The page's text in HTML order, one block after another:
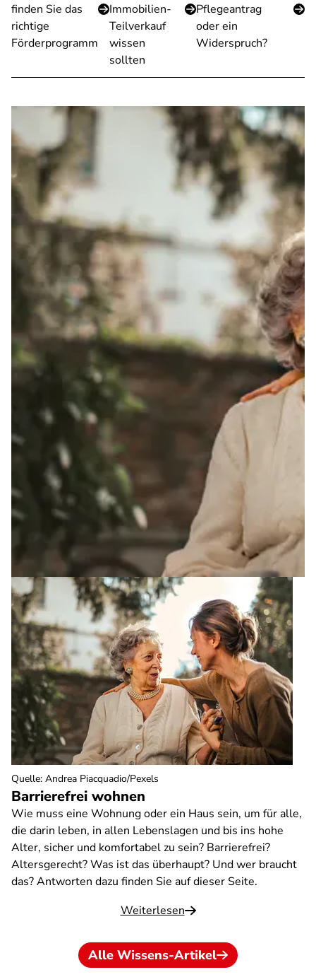
finden Sie das
richtige
Förderprogramm
Immobilien-
Teilverkauf
wissen
sollten
Pflegeantrag
oder ein
Widerspruch?
Barrierefrei wohnen
Wie muss eine Wohnung oder ein Haus sein, um für alle,
die darin leben, in allen Lebenslagen und bis ins hohe
Alter, sicher und komfortabel zu sein? Barrierefrei?
Altersgerecht? Was ist das überhaupt? Und wer braucht
das? Antworten dazu finden Sie auf dieser Seite.
Weiterlesen
Quelle: Andrea Piacquadio/Pexels
Alle Wissens-Artikel